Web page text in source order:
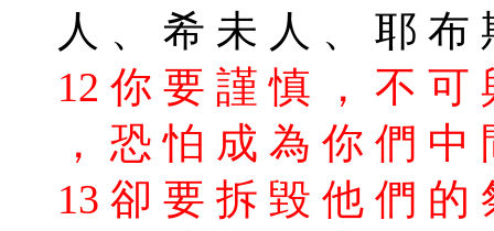
人 、 希 未 人 、 耶
12 你 要 謹 慎 ， 不 可
， 恐 怕 成 為 你 們
13 卻 要 拆 毀 他 們 的